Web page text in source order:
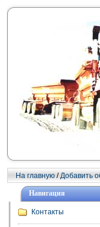
На главную /Добавить
Навигация
Контакты